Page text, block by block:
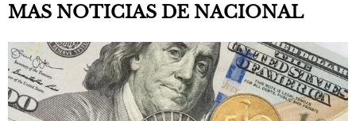
MAS NOTICIAS DE NACIONAL